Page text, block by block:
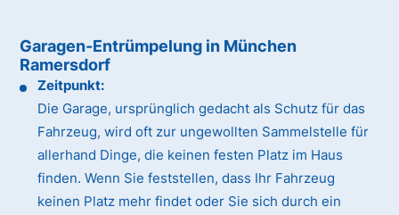
Garagen-Entrümpelung in München
Ramersdorf
Zeitpunkt:
Die Garage, ursprünglich gedacht als Schutz für das
Fahrzeug, wird oft zur ungewollten Sammelstelle für
allerhand Dinge, die keinen festen Platz im Haus
finden. Wenn Sie feststellen, dass Ihr Fahrzeug
keinen Platz mehr findet oder Sie sich durch ein